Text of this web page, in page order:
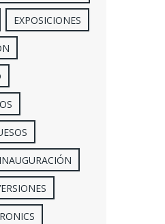
EXPOSICIONES
INAUGURACIÓN